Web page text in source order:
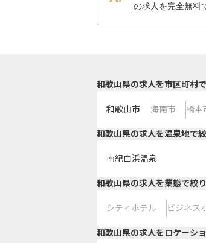
の求人を完全無料
和歌山県の求人を市区町村
和歌山市 海南市 橋本
和歌山県の求人を温泉地で
南紀白浜温泉
和歌山県の求人を業態で絞
シティホテル ビジネス
和歌山県の求人をロケーシ